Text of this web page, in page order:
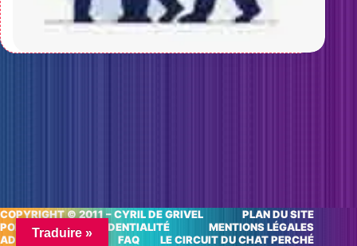
COPYRIGHT © 2011 – CYRIL DE GRIVEL
PLAN DU SITE
POLITIQUE DE CONFIDENTIALITÉ
MENTIONS LÉGALES
ADRESSES UTILES
FAQ LE CIRCUIT DU CHAT PERCHÉ
Traduire »